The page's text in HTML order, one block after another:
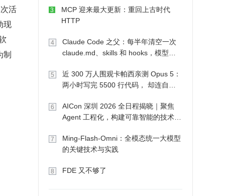
活
现
制
3
MCP 迎来最大更新：重回上古时代
HTTP
4
Claude Code 之父：每半年清空一次
claude.md、skills 和 hooks，模型自
5
近 300 万人围观卡帕西亲测 Opus 5：
两小时写完 5500 行代码， 却连自己
6
AICon 深圳 2026 全日程揭晓｜聚焦
Agent 工程化，构建可靠智能的技术路
7
Ming-Flash-Omni：全模态统一大模型
的关键技术与实践
8 FDE 又不够了